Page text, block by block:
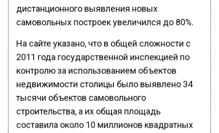
дистанционного выявления новых
самовольных построек увеличился до 80%.
На сайте указано, что в общей сложности с
2011 года государственной инспекцией по
контролю за использованием объектов
недвижимости столицы было выявлено 34
тысячи объектов самовольного
строительства, а их общая площадь
составила около 10 миллионов квадратных